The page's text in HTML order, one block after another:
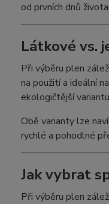
od prvních dnů života.
Látkové vs.
Při výběru plen
na použití a ideální
ekologičtější
Obě varianty lze
rychlé a pohodlné
Jak vybrat
Při výběru plen